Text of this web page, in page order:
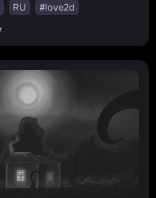
RU
#love2d